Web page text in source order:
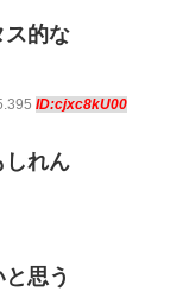
ス的な
ID:cjxc8kU00
しれん
思う